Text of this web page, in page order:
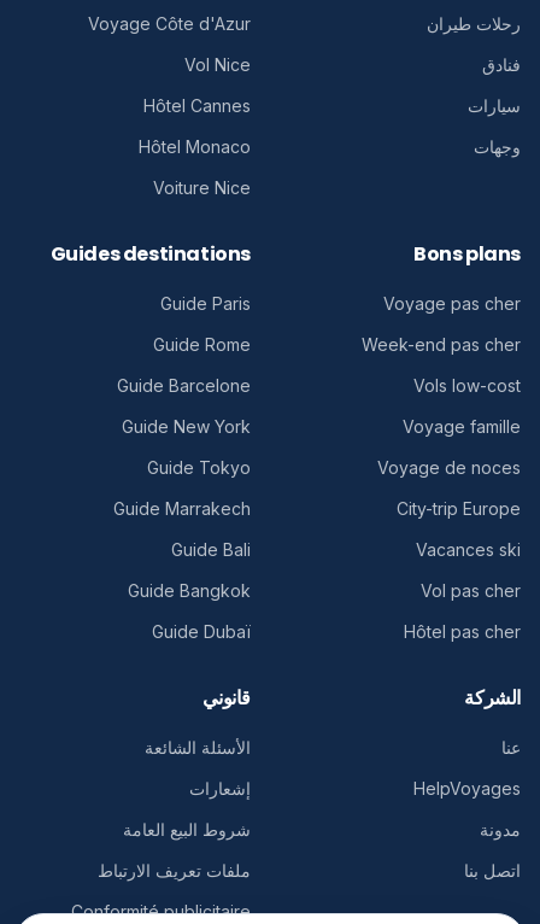
رحلات طيران
فنادق
سيارات
وجهات
Voyage Côte d'Azur
Vol Nice
Hôtel Cannes
Hôtel Monaco
Voiture Nice
Bons plans
Voyage pas cher
Week-end pas cher
Vols low-cost
Voyage famille
Voyage de noces
City-trip Europe
Vacances ski
Vol pas cher
Hôtel pas cher
Guides destinations
Guide Paris
Guide Rome
Guide Barcelone
Guide New York
Guide Tokyo
Guide Marrakech
Guide Bali
Guide Bangkok
Guide Dubaï
الشركة
عنا
HelpVoyages
مدونة
اتصل بنا
قانوني
الأسئلة الشائعة
إشعارات
شروط البيع العامة
ملفات تعريف الارتباط
Conformité publicitaire